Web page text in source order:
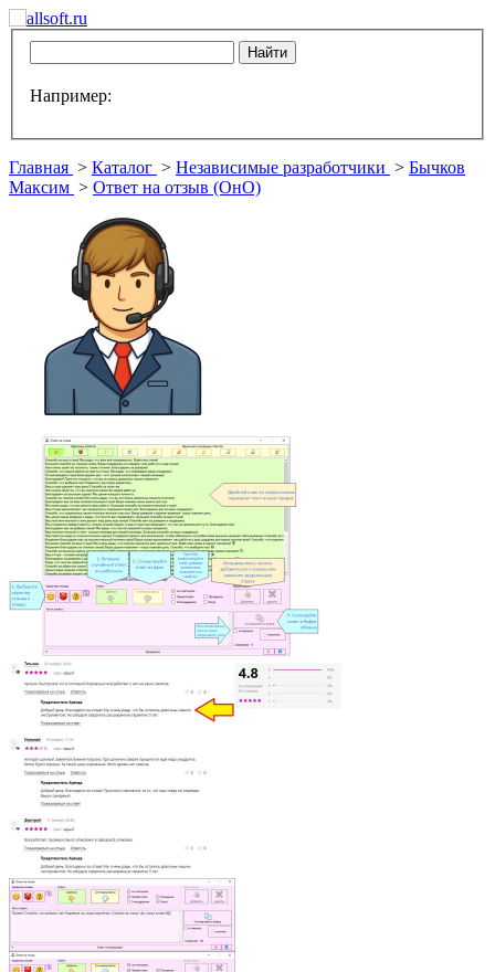
Например:
Главная > Каталог > Независимые разработчики > Бычков
Максим > Ответ на отзыв (ОнО)